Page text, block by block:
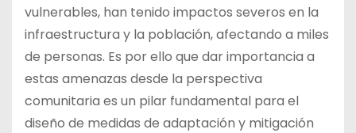
vulnerables, han tenido impactos severos en la
infraestructura y la población, afectando a miles
de personas. Es por ello que dar importancia a
estas amenazas desde la perspectiva
comunitaria es un pilar fundamental para el
diseño de medidas de adaptación y mitigación